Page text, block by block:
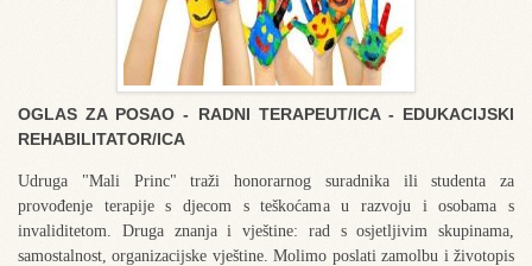
OGLAS ZA POSAO - RADNI TERAPEUT/ICA - EDUKACIJSKI
REHABILITATOR/ICA
Udruga "Mali Princ" traži honorarnog suradnika ili studenta za
provođenje terapije s djecom s teškoćama u razvoju i osobama s
invaliditetom. Druga znanja i vještine: rad s osjetljivim skupinama,
samostalnost, organizacijske vještine. Molimo poslati zamolbu i životopis